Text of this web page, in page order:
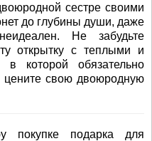
сестре своими
до глубины души, даже
Не забудьте
открытку с теплыми и
которой обязательно
цените свою двоюродную
покупке подарка для